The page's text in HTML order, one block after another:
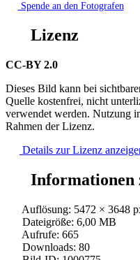
Spende an den Fotografen
Lizenz
CC-BY 2.0
Dieses Bild kann bei
Quelle kostenfrei, nicht
verwendet werden. Nutzung
Rahmen der Lizenz.
Details zur Lizenz
Informationen
Auflösung: 5472 × 3648
Dateigröße: 6,00 MB
Aufrufe: 665
Downloads: 80